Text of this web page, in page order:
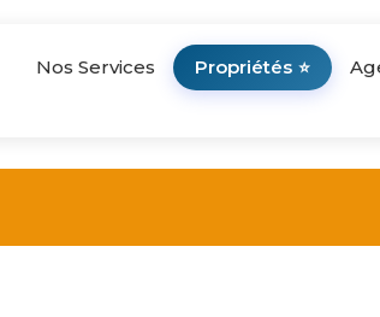
Nos Services Propriétés ⭐